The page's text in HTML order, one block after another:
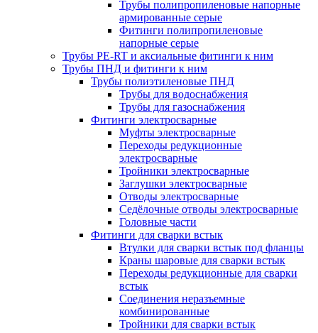
Трубы полипропиленовые напорные
армированные серые
Фитинги полипропиленовые
напорные серые
Трубы PE-RT и аксиальные фитинги к ним
Трубы ПНД и фитинги к ним
Трубы полиэтиленовые ПНД
Трубы для водоснабжения
Трубы для газоснабжения
Фитинги электросварные
Муфты электросварные
Переходы редукционные
электросварные
Тройники электросварные
Заглушки электросварные
Отводы электросварные
Седёлочные отводы электросварные
Головные части
Фитинги для сварки встык
Втулки для сварки встык под фланцы
Краны шаровые для сварки встык
Переходы редукционные для сварки
встык
Соединения неразъемные
комбинированные
Тройники для сварки встык